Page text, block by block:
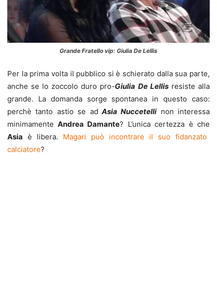
Grande Fratello vip: Giulia De Lellis
Per la prima volta il pubblico si è schierato dalla sua parte,
anche se lo zoccolo duro pro-Giulia De Lellis resiste alla
grande. La domanda sorge spontanea in questo caso:
perchè tanto astio se ad Asia Nuccetellinon interessa
minimamente Andrea Damante? L’unica certezza è che
Asia è libera. Magari può incontrare il suo fidanzato
calciatore?